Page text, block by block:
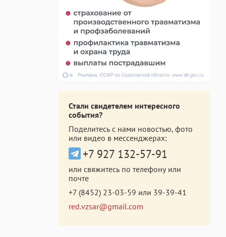
Стали свидетелем интересного
события?
Поделитесь с нами новостью, фото
или видео в мессенджерах:
+7 927 132-57-91
или свяжитесь по телефону или
почте
+7 (8452) 23-03-59 или 39-39-41
red.vzsar@gmail.com